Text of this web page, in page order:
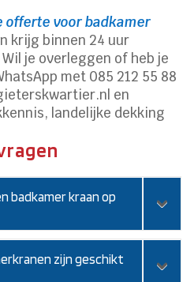
offerte voor badkamer
krijg binnen 24 uur
je overleggen of heb je
met 085 212 55 88
en
landelijke dekking
badkamer kraan op
zijn geschikt